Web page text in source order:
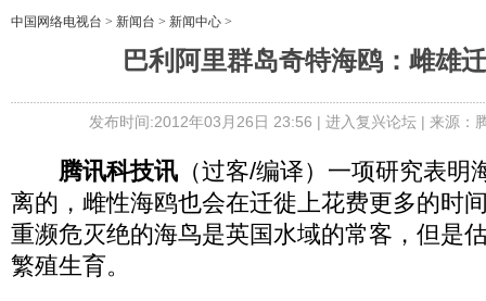
中国网络电视台 > 新闻台 > 新闻中心 >
巴利阿里群岛奇特海鸥：雌雄
发布时间:2012年03月26日 23:56 | 进入复兴论坛| 来源：
腾讯科技讯 （过客/编译）一项研究表
离的，雌性海鸥也会在迁徙上花费更多的时
重濒危灭绝的海鸟是英国水域的常客，但是
繁殖生育。